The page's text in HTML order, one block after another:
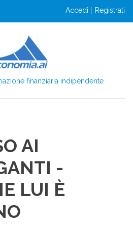
accedi registrati
finanziaria indipendente
AI
-
LUI È